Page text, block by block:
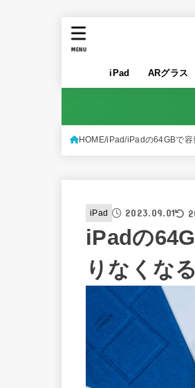
iPad ARグラス
MENU
HOME iPad iPadの64GBで容
iPad 2023.09.01
iPadの
りなくな